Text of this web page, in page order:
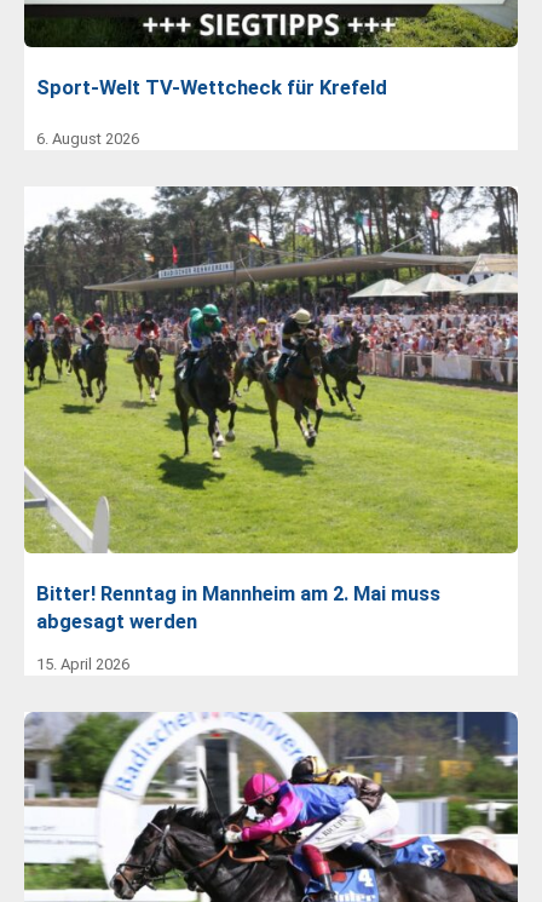
Sport-Welt TV-Wettcheck für Krefeld
6. August 2026
Bitter! Renntag in Mannheim am 2. Mai muss
abgesagt werden
15. April 2026